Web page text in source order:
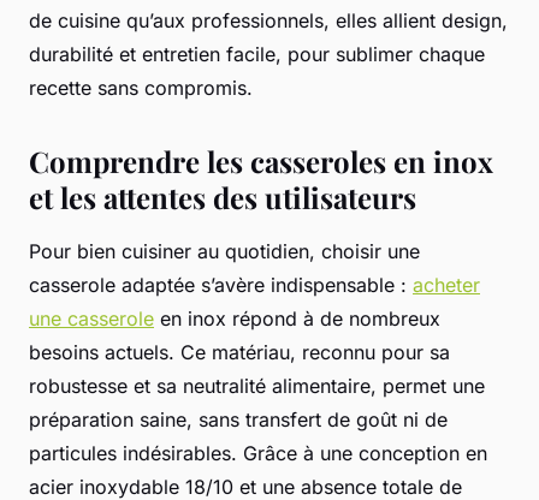
de cuisine qu’aux professionnels, elles allient design,
durabilité et entretien facile, pour sublimer chaque
recette sans compromis.
Comprendre les casseroles en inox
et les attentes des utilisateurs
Pour bien cuisiner au quotidien, choisir une
casserole adaptée s’avère indispensable : acheter
une casserole en inox répond à de nombreux
besoins actuels. Ce matériau, reconnu pour sa
robustesse et sa neutralité alimentaire, permet une
préparation saine, sans transfert de goût ni de
particules indésirables. Grâce à une conception en
acier inoxydable 18/10 et une absence totale de